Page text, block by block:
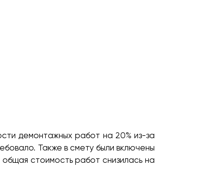
демонтажных работ на 20% из-за
Также в смету были включены
стоимость работ снизилась на